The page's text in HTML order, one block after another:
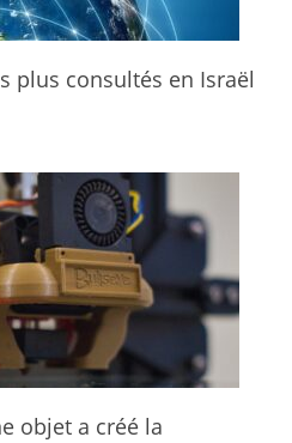
plus consultés en Israël
objet a créé la